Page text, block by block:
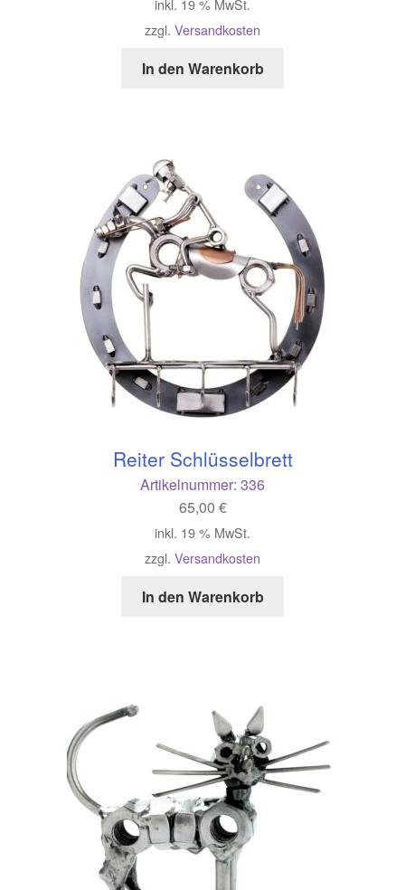
inkl. 19 % MwSt.
zzgl. Versandkosten
In den Warenkorb
Reiter Schlüsselbrett
Artikelnummer: 336
65,00 €
inkl. 19 % MwSt.
zzgl. Versandkosten
In den Warenkorb